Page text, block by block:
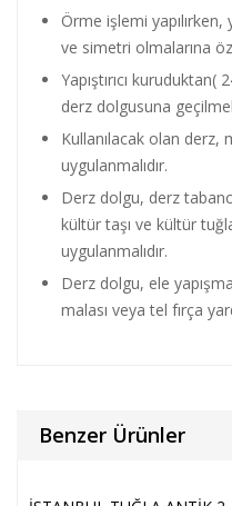
Örme işlemi
ve simetri olmalarına
Yapıştırıcı kuruduktan(
derz dolgusuna
Kullanılacak olan
uygulanmalıdır.
Derz dolgu, derz
kültür taşı ve kültür
uygulanmalıdır.
Derz dolgu, ele
malası veya tel fırça
Benzer Ürünler